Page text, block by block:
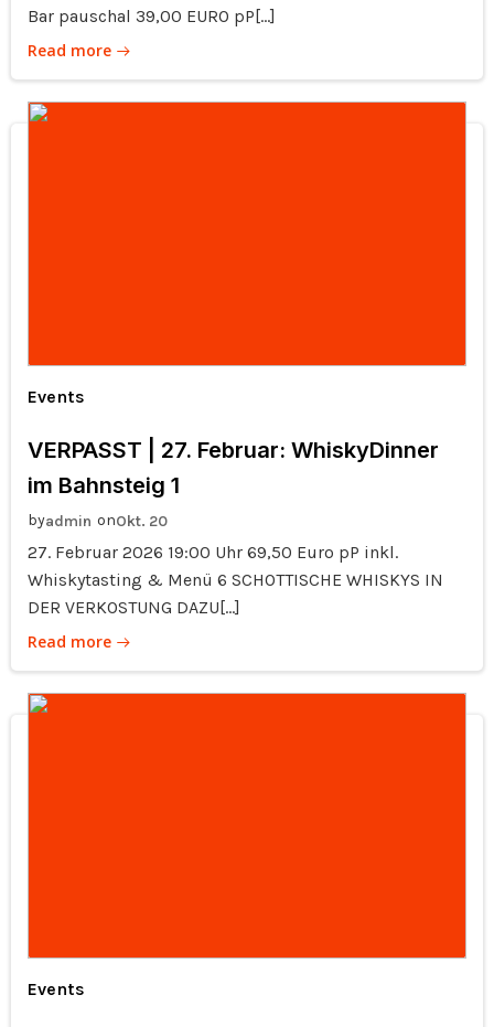
Bar pauschal 39,00 EURO pP[…]
Read more
Events
VERPASST | 27. Februar: WhiskyDinner
im Bahnsteig 1
byadmin onOkt. 20
27. Februar 2026 19:00 Uhr 69,50 Euro pP inkl.
Whiskytasting & Menü 6 SCHOTTISCHE WHISKYS IN
DER VERKOSTUNG DAZU[…]
Read more
Events